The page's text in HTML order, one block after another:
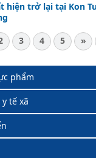
hiện trở lại tại Kon
3 4 5 »
phẩm
tế xã